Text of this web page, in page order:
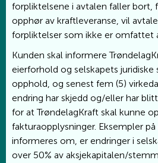
forpliktelsene i avtalen faller bort,
opphør av kraftleveranse, vil
forpliktelser som ikke er omfattet
Kunden skal informere
eierforhold og selskapets
opphold, og senest fem (5)
endring har skjedd og/eller har
for at TrøndelagKraft skal kunne
fakturaopplysninger. Eksempler
informeres om, er endringer i
over 50% av aksjekapitalen/